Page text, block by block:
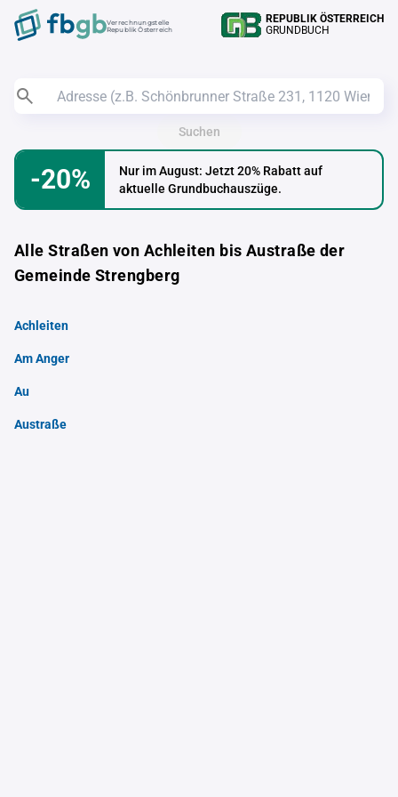
Verrechnungstelle
Republik Österreich
REPUBLIK ÖSTERREICH
GRUNDBUCH
Suchen
-20%
Nur im August: Jetzt 20% Rabatt auf
aktuelle Grundbuchauszüge.
Alle Straßen von Achleiten bis Austraße der
Gemeinde Strengberg
Achleiten
Am Anger
Au
Austraße